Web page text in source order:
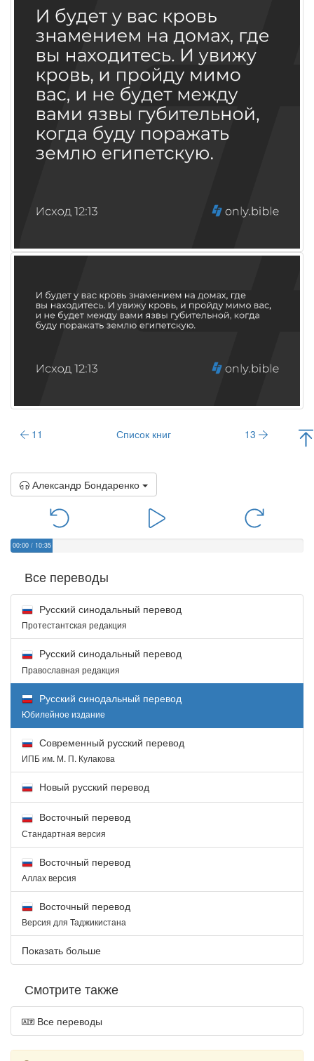
11 Список книг 13
Александр Бондаренко
00:00 / 10:35
Все переводы
Русский синодальный перевод
Протестантская редакция
Русский синодальный перевод
Православная редакция
Русский синодальный перевод
Юбилейное издание
Современный русский перевод
ИПБ им. М. П. Кулакова
Новый русский перевод
Восточный перевод
Стандартная версия
Восточный перевод
Аллах версия
Восточный перевод
Версия для Таджикистана
Показать больше
Смотрите также
Все переводы